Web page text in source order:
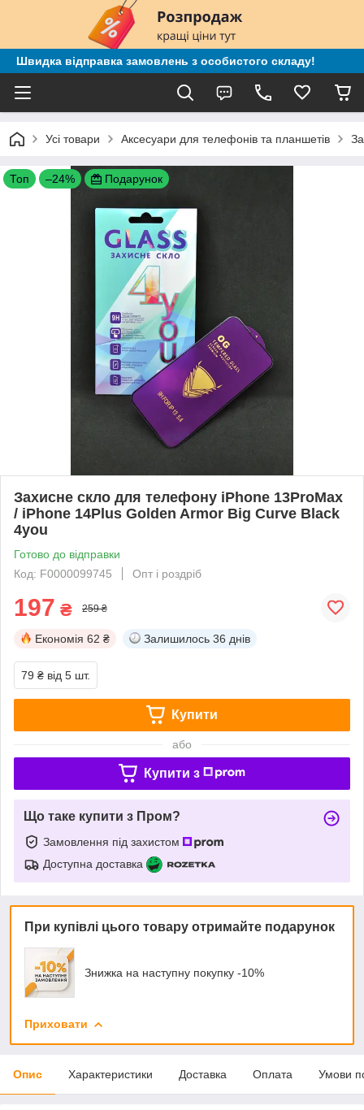
Швидка відправка замовлень з особистого складу!
Усі товари Аксесуари для телефонів та планшетів
Топ –24% Подарунок
Захисне скло для телефону iPhone 13ProMax
/ iPhone 14Plus Golden Armor Big Curve Black
4you
Готово до відправки
Код: F0000099745
Опт і роздріб
197 ₴ 259 ₴
Економія 62 ₴ Залишилось 36 днів
79 ₴ від 5 шт.
Купити
або
Купити з
Що таке купити з Пром?
Замовлення під захистом
Доступна доставка
При купівлі цього товару отримайте подарунок
Знижка на наступну покупку -10%
Приховати
Опис Характеристики Доставка Оплата Умови